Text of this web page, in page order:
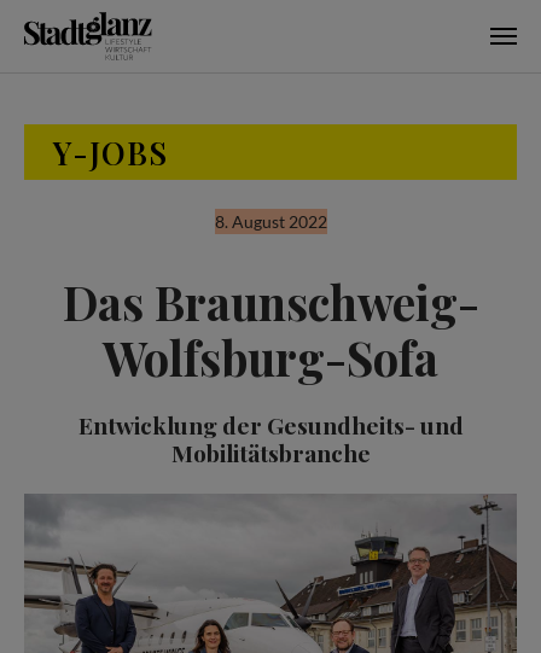
Y-JOBS
8. August 2022
Das Braunschweig-
Wolfsburg-Sofa
Entwicklung der Gesundheits- und
Mobilitätsbranche